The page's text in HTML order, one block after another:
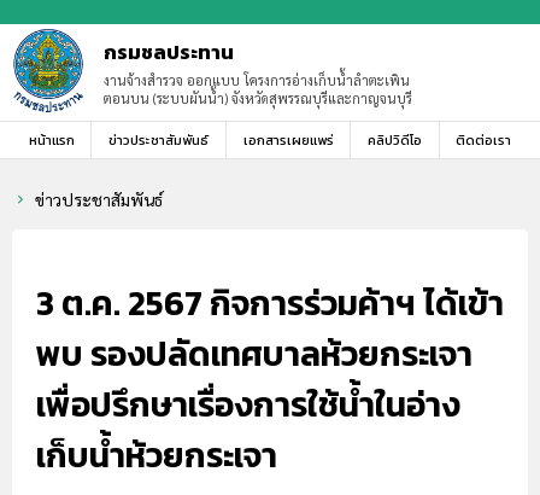
กรมชลประทาน
งานจ้างสำรวจ ออกแบบ โครงการอ่างเก็บน้ำลำตะเพิน
ตอนบน (ระบบผันน้ำ) จังหวัดสุพรรณบุรีและกาญจนบุรี
หน้าแรก ข่าวประชาสัมพันธ์ เอกสารเผยแพร่ คลิปวิดีโอ ติดต่อเรา
chevron_right ข่าวประชาสัมพันธ์
3 ต.ค. 2567 กิจการร่วมค้าฯ ได้เข้า
พบ รองปลัดเทศบาลห้วยกระเจา
เพื่อปรึกษาเรื่องการใช้น้ำในอ่าง
เก็บน้ำห้วยกระเจา